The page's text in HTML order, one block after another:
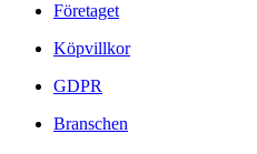
Företaget
Köpvillkor
GDPR
Branschen